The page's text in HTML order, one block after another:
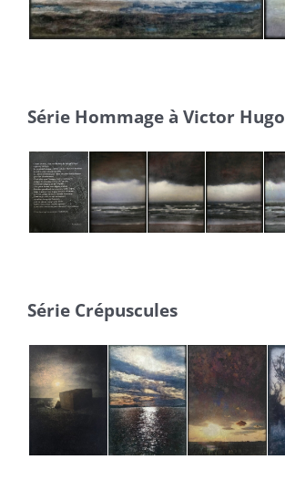
Série Hommage à Victor Hugo
Série Crépuscules